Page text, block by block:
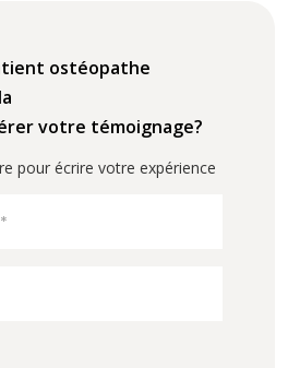
ostéopathe
votre témoignage?
pour écrire votre expérience